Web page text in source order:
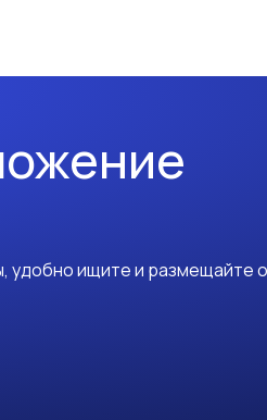
удобно ищите и размещайте